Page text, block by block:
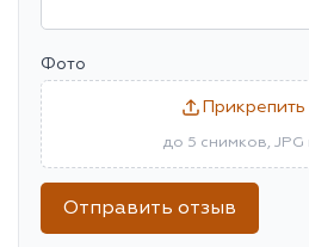
Фото
до 5 снимков, JPG
Отправить отзыв